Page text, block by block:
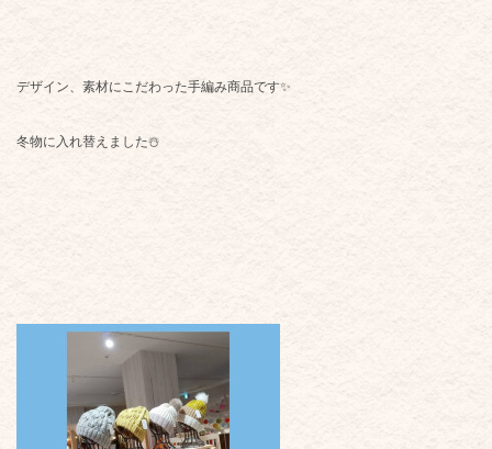
デザイン、素材にこだわった手編み商品です✨
冬物に入れ替えました☃️